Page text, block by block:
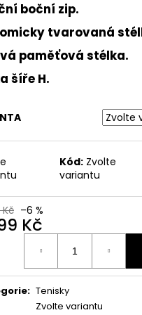
boční zip.
tvarovaná
paměťová stélka.
šíře H.
Kód: Zvolte
variantu
Kč –6 %
Kč
: Tenisky
Zvolte variantu
NA VYŠŠÍM KLÍNKU